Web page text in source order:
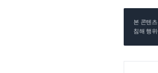
본 콘텐
침해 행